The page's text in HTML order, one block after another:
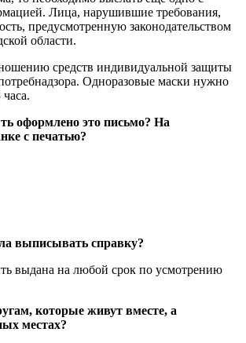
Лица, нарушившие требования,
предусмотренную законодательством
области.
средств индивидуальной защиты
Одноразовые маски нужно
оформлено это письмо? На
с печатью?
выписывать справку?
выдана на любой срок по усмотрению
которые живут вместе, а
местах?